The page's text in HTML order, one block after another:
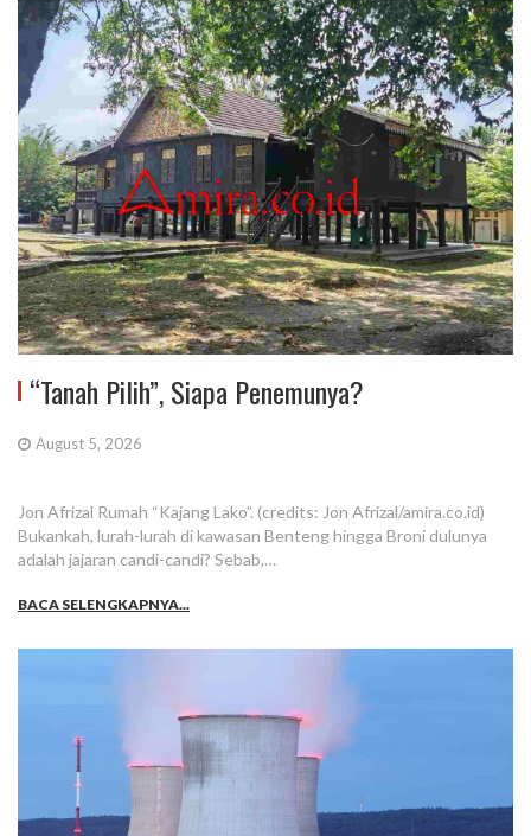
“Tanah Pilih”, Siapa Penemunya?
August 5, 2026
Jon Afrizal Rumah “Kajang Lako”. (credits: Jon Afrizal/amira.co.id)
Bukankah, lurah-lurah di kawasan Benteng hingga Broni dulunya
adalah jajaran candi-candi? Sebab,…
BACA SELENGKAPNYA...